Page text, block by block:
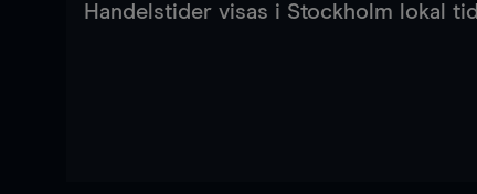
Handelstider visas i Stockholm lokal tid